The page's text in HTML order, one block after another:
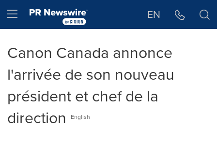
Hamburger menu EN
Canon Canada annonce
l'arrivée de son nouveau
président et chef de la
direction
English